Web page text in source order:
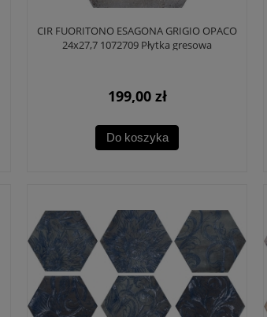
CIR FUORITONO ESAGONA GRIGIO OPACO
24x27,7 1072709 Płytka gresowa
199,00 zł
Do koszyka